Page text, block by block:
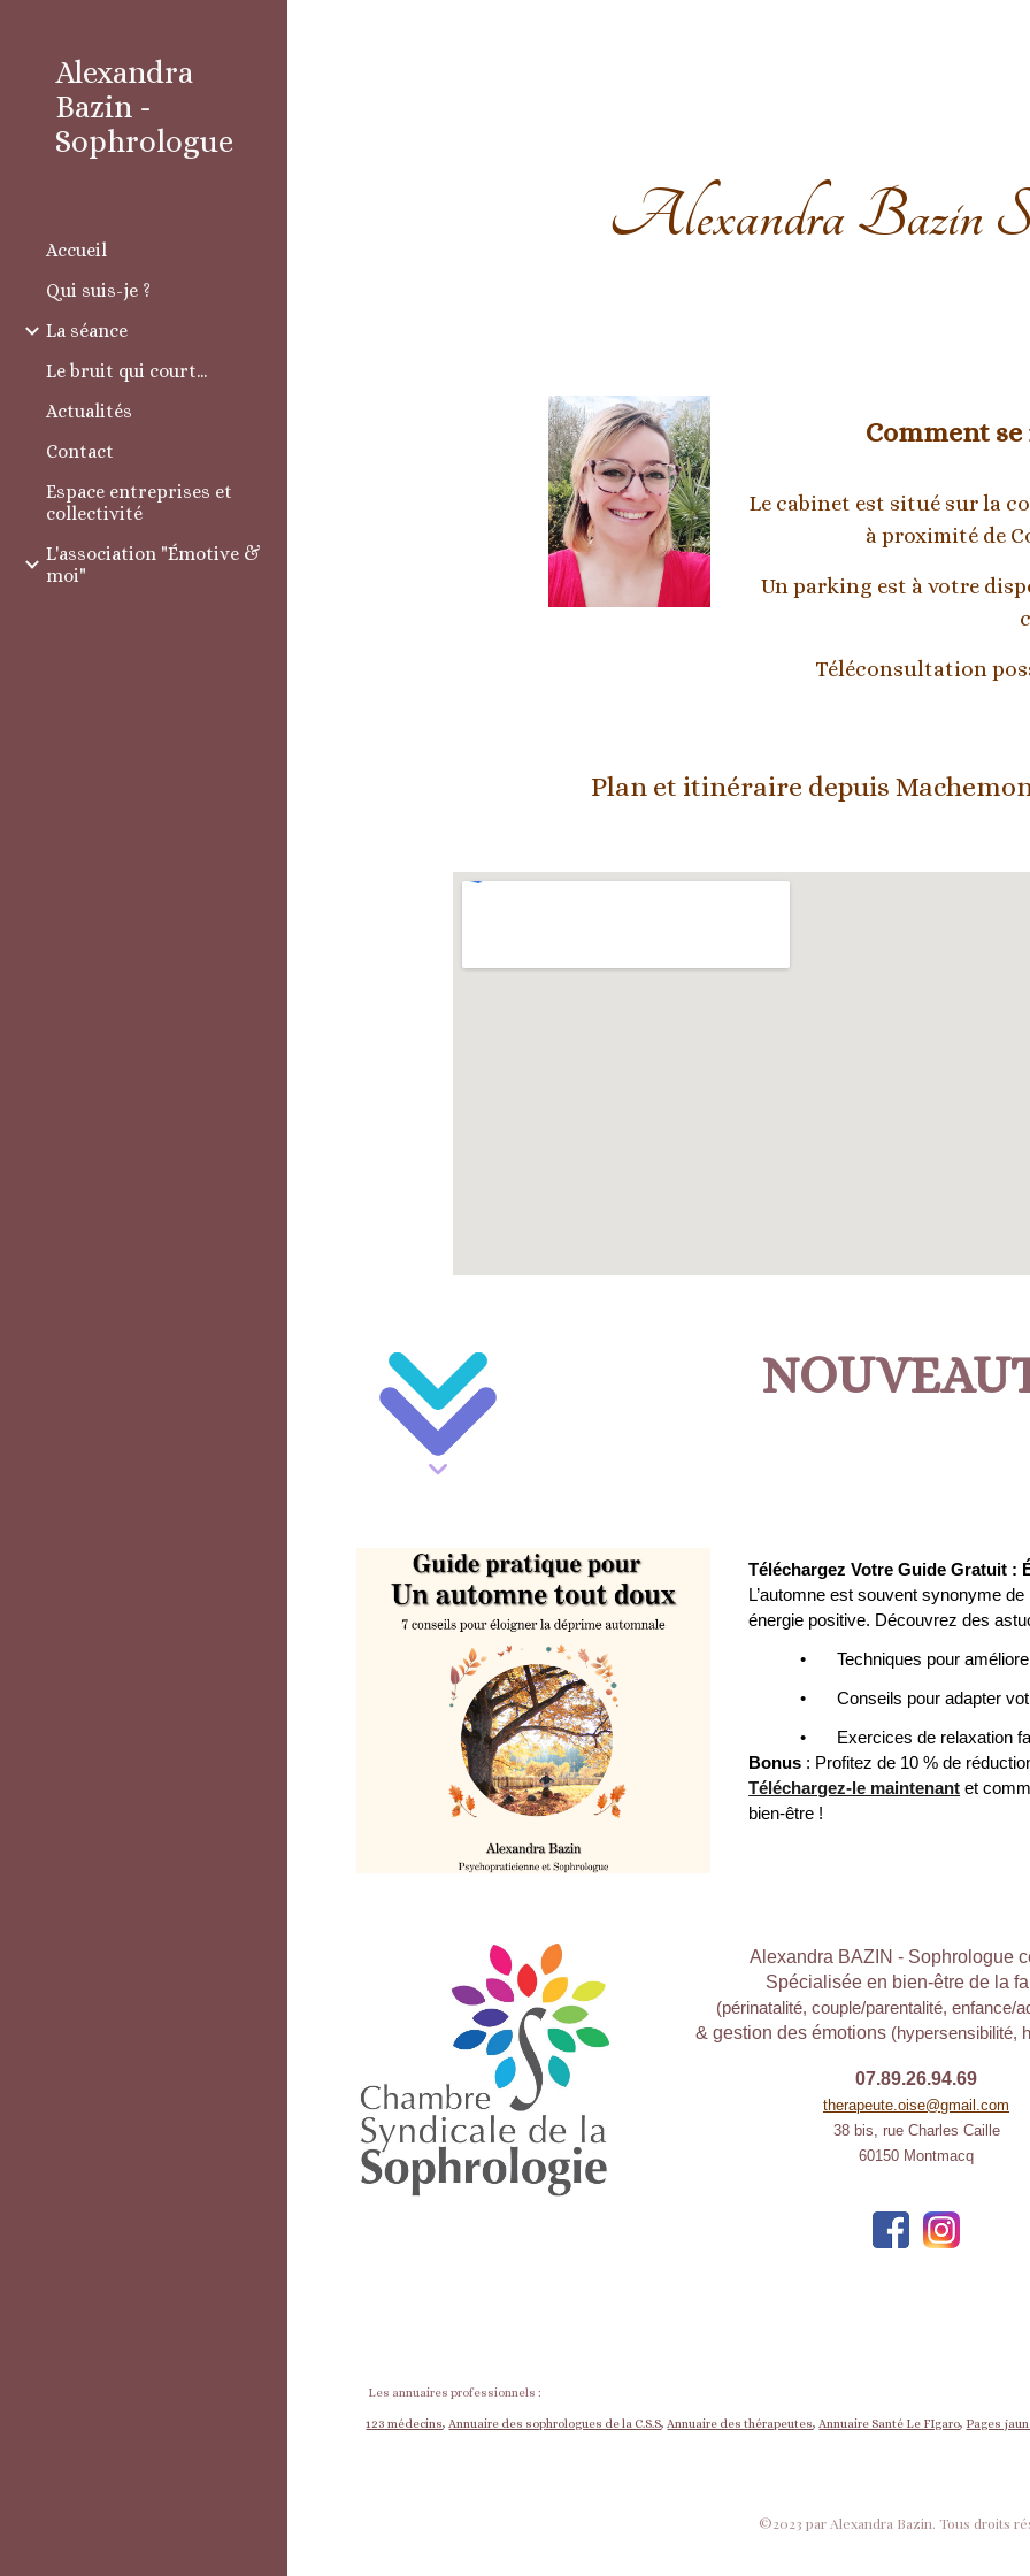
Alexandra
Bazin -
Sophrologue
Accueil
Qui suis-je ?
La séance
Le bruit qui court...
Actualités
Contact
Espace entreprises et
collectivité
L'association "Émotive &
moi"
Alexandra Bazin
Comment
Le cabinet est situé sur la
à proximité de
Un parking est à votre
Téléconsultation
Plan et itinéraire depuis
Téléchargez Votre Guide Gratuit :
L’automne est souvent synonyme
énergie positive. Découvrez des
• Techniques pour
• Conseils pour adapter
•
Exercices de relaxation
Bonus : Profitez de 10 % de
Téléchargez-le maintenant et
bien-être !
Alexandra BAZIN - Sophrologue
Spécialisée en bien-être de la
(périnatalité, couple/parentalité, enfance/
& gestion des émotions (hypersensibilité,
07.89.26.94.69
therapeute.oise@gmail.com
38 bis, rue Charles Caille
60150 Montmacq
Les annuaires professionnels :
123 médecins, Annuaire des sophrologues de la C.S.S, Annuaire des thérapeutes, Annuaire Santé Le FIgaro, Pages
©2023 par Alexandra Bazin. Tous droits